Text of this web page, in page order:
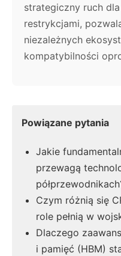
strategiczny ruch
restrykcjami,
niezależnych
kompatybilności
Powiązane pytania
Jakie
przewagą
Czym różnią się
role pełnią w
Dlaczego
i pamięć (HBM)